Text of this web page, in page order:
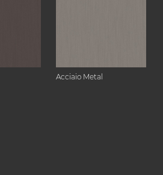
Acciaio Metal